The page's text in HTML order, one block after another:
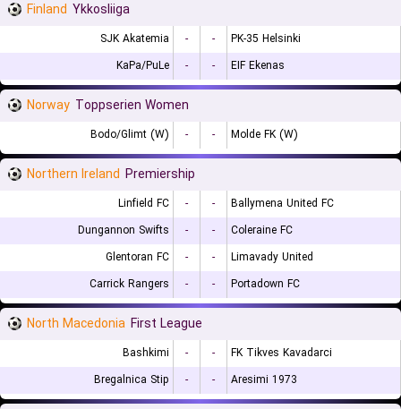
Finland Ykkosliiga
SJK Akatemia - -
PK-35 Helsinki
KaPa/PuLe
- - EIF Ekenas
Norway Toppserien Women
Bodo/Glimt (W) - - Molde FK (W)
Northern Ireland Premiership
Linfield FC - -
Ballymena United FC
Dungannon Swifts
- -
Coleraine FC
Glentoran FC
- -
Limavady United
Carrick Rangers
- - Portadown FC
North Macedonia First League
Bashkimi - -
FK Tikves Kavadarci
Bregalnica Stip
- - Aresimi 1973